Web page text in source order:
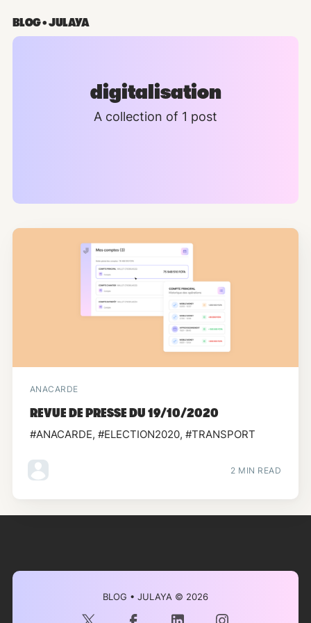
BLOG • JULAYA
digitalisation
A collection of 1 post
ANACARDE
REVUE DE PRESSE DU 19/10/2020
#ANACARDE, #ELECTION2020, #TRANSPORT
2 MIN READ
BLOG • JULAYA © 2026